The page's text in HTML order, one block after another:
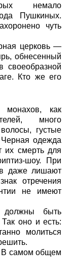
немало
Пушкиных.
чуть
церковь —
обнесенный
своеобразной
Кто же его
как
много
густые
одежда
их смерть для
шоу. При
даже лишают
отречения
не имеют
должны быть
оно и есть:
молиться
самом общем